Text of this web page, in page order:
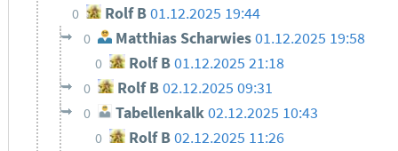
0 Rolf B 01.12.2025 19:44
0 Matthias Scharwies01.12.2025 19:58
0 Rolf B01.12.2025 21:18
0 Rolf B02.12.2025 09:31
0 Tabellenkalk02.12.2025 10:43
0 Rolf B02.12.2025 11:26